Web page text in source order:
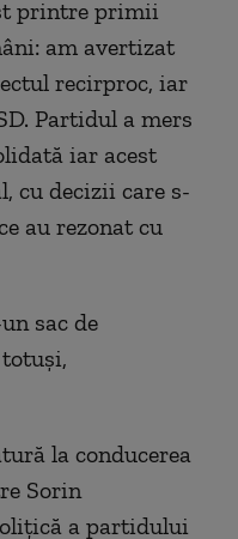
printre primii
am avertizat
recirproc, iar
Partidul a mers
iar acest
cu decizii care s-
au rezonat cu
sac de
la conducerea
Sorin
a partidului